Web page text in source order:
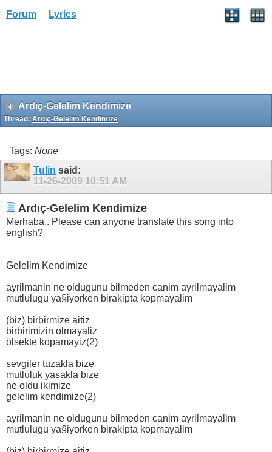
Forum Lyrics
Ardıç-Gelelim Kendimize
Thread: Ardıç-Gelelim Kendimize
Tags: None
Tulin said:
11-26-2009 10:51 AM
Ardıç-Gelelim Kendimize
Merhaba.. Please can anyone translate this song into
english?
Gelelim Kendimize
ayrilmanin ne oldugunu bilmeden canim ayrilmayalim
mutlulugu ya§iyorken birakipta kopmayalim
(biz) birbirmize aitiz
birbirimizin olmayaliz
ölsekte kopamayiz(2)
sevgiler tuzakla bize
mutluluk yasakla bize
ne oldu ikimize
gelelim kendimize(2)
ayrilmanin ne oldugunu bilmeden canim ayrilmayalim
mutlulugu ya§iyorken birakipta kopmayalim